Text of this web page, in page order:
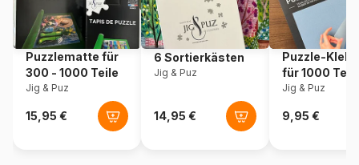
Teileanzahl 1000 Teile
Maße 68 x 48 cm
Puzzlematte für
300 - 1000 Teile
Jig & Puz
6 Sortierkästen
Jig & Puz
Puzzle-
für 1000
Jig & Puz